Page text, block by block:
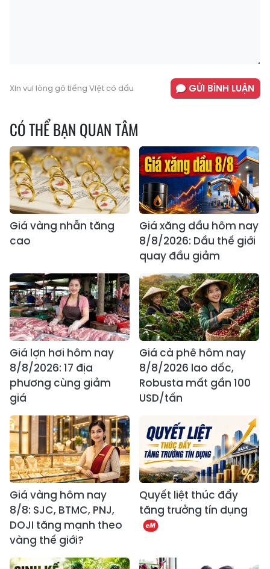
Xin vui lòng gõ tiếng Việt có dấu GỬI BÌNH LUẬN
CÓ THỂ BẠN QUAN TÂM
Giá vàng nhẫn tăng
cao
Giá xăng dầu hôm nay
8/8/2026: Dầu thế giới
quay đầu giảm
Giá lợn hơi hôm nay
8/8/2026: 17 địa
phương cùng giảm
giá
Giá cà phê hôm nay
8/8/2026 lao dốc,
Robusta mất gần 100
USD/tấn
Giá vàng hôm nay
8/8: SJC, BTMC, PNJ,
DOJI tăng mạnh theo
vàng thế giới?
Quyết liệt thúc đẩy
tăng trưởng tín dụng